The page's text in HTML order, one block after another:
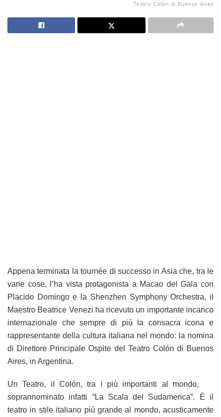
Teatro Colón di Buenos Aires
Appena terminata la tournée di successo in Asia che, tra le
varie cose, l’ha vista protagonista a Macao del Gala con
Placido Domingo e la Shenzhen Symphony Orchestra, il
Maestro Beatrice Venezi ha ricevuto un importante incarico
internazionale che sempre di più la consacra icona e
rappresentante della cultura italiana nel mondo: la nomina
di Direttore Principale Ospite del Teatro Colón di Buenos
Aires, in Argentina.
Un Teatro, il Colón, tra i più importanti al mondo,
soprannominato infatti “La Scala del Sudamerica”. È il
teatro in stile italiano più grande al mondo, acusticamente